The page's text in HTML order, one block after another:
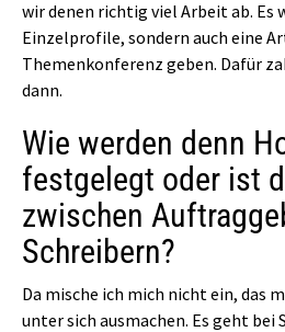
wir denen richtig viel Arbeit ab. Es
Einzelprofile, sondern auch eine
Themenkonferenz geben. Dafür
dann.
Wie werden denn
festgelegt oder ist
zwischen
Schreibern?
Da mische ich mich nicht ein, das
unter sich ausmachen. Es geht bei